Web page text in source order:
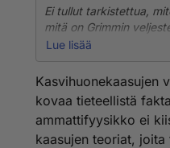
Ei tullut tarkistettua,
mitä on Grimmin
Wikipediasta. Kyllä se
on 1800 luvun
Ei sinun uskosi sitä
pohjalta tehdyt
menneet aika pahasti
Lue lisää
Kasvihuonekaasujen
kovaa tieteellistä
ammattifyysikko ei
kaasujen teoriat,